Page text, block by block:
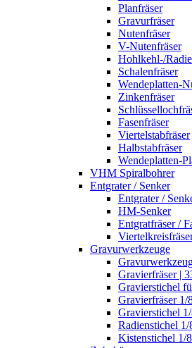
Planfräser
Gravurfräser
Nutenfräser
V-Nutenfräser
Hohlkehl-/
Schalenfräser
Wendeplatten-
Zinkenfräser
Fasenfräser
Viertelstabfräser
Halbstabfräser
Wendeplatten-
VHM Spiralbohrer
Entgrater / Senker
Entgrater /
HM-Senker
Entgratfräser /
Gravurwerkzeuge
Gravierfräser |
Gravierstichel
Gravierfräser 1/
Gravierstichel
Radienstichel 1/
Kistenstichel 1/